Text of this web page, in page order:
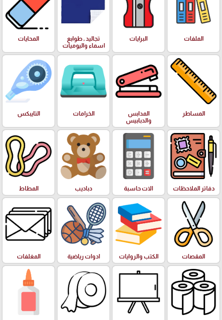
الملفات البرايات
تجاليد , طوابع
اسماء واليوميات
المحايات
المساطر
المدابس
والدبابيس
الخرامات التايبكس
دفاتر الملاحظات الات حاسبة دباديب المطاط
المقصات الكتب والروايات ادوات رياضية المغلفات